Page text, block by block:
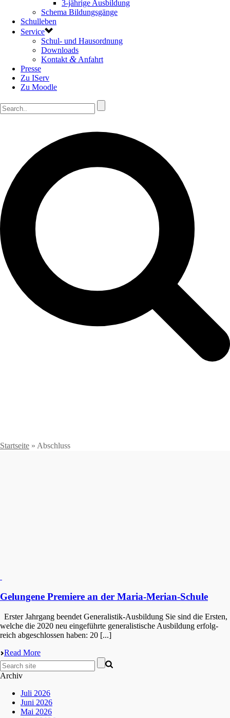
3-jährige Ausbildung
Schema Bildungsgänge
Schulleben
Service
Schul- und Hausordnung
Downloads
Kontakt & Anfahrt
Presse
Zu IServ
Zu Moodle
Startseite » Abschluss
Gelungene Premiere an der Maria-Merian-Schule
Erster Jahrgang beendet Generalistik-Ausbildung Sie sind die Ersten,
welche die 2020 neu einge­führ­te genera­lis­ti­sche Ausbil­dung erfolg­
reich abgeschlos­sen haben: 20 [...]
Read More
Archiv
Juli 2026
Juni 2026
Mai 2026